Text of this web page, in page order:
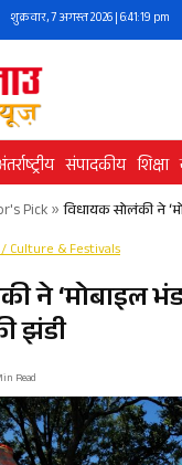
शुक्रवार, 7 अगस्त 2026 | 6:41:20 pm
संपादकीय शिक्षा
Pick» विधायक सोलंकी ने
Culture & Festivals
ने ‘मोबाइल
झंडी
Read